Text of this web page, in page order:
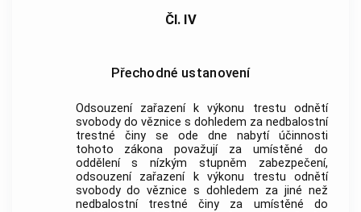
Čl. IV
Přechodné ustanovení
Odsouzení zařazení k výkonu trestu odnětí
svobody do věznice s dohledem za nedbalostní
trestné činy se ode dne nabytí účinnosti
tohoto zákona považují za umístěné do
oddělení s nízkým stupněm zabezpečení,
odsouzení zařazení k výkonu trestu odnětí
svobody do věznice s dohledem za jiné než
nedbalostní trestné činy za umístěné do